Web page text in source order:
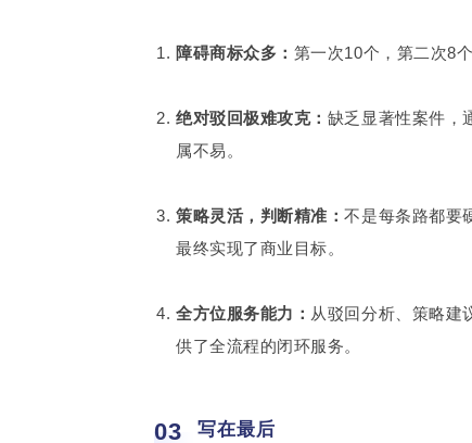
障碍商标众多： 第一次10个，第二次8
绝对驳回极难攻克： 缺乏显著性案件，
属不易。
策略灵活，判断精准：不是每条路都要
最终实现了商业目标。
全方位服务能力： 从驳回分析、策略
供了全流程的闭环服务。
03 写在最后